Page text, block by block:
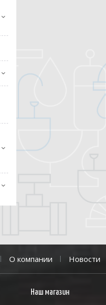
О компании Новости
Наш магазин